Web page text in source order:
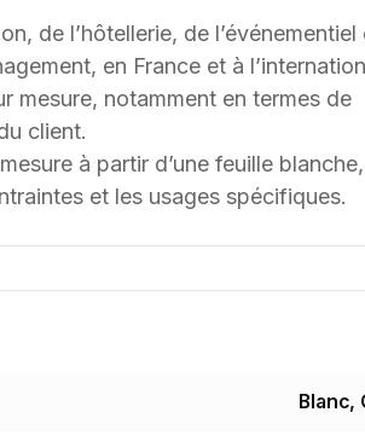
de l’hôtellerie, de l’événementiel
en France et à
mesure, notamment en termes de
client.
à partir d’une feuille blanche,
et les usages spécifiques.
Blanc,